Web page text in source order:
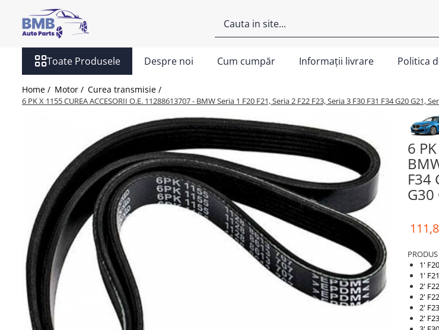
Toate Produsele
Accesorii
ODORIZANTE
Rulment de presiune
Set ambreiaj
Volantă
Angrenare roată
Burduf planetară
Planetară
Antrenare punte
Cardan
Toate Produsele Despre noi Cum cumpăr Informații livrare Politica
Home / Motor / Curea transmisie /
6 PK X 1155 CUREA ACCESORII O.E. 11288613707 - BMW Seria 1 F20 F21, Seria 2 F22 F23, Seria 3 F30 F31 F34 G20 G21,
6
F34
G30
1'
1'
2'
2'
2'
2'